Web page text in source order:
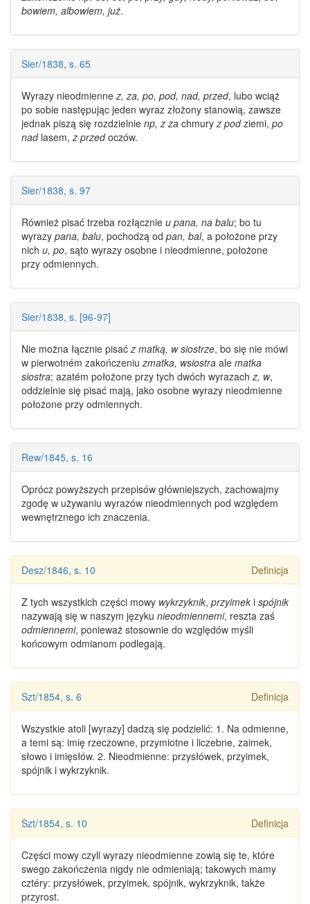
bowiem, albowiem, już.
Sier/1838, s. 65
Wyrazy nieodmienne z, za, po, pod, nad, przed, lubo wciąż
po sobie następując jeden wyraz złożony stanowią, zawsze
jednak piszą się rozdzielnie np, z za chmury z podziemi, po
nadlasem, z przedoczów.
Sier/1838, s. 97
Również pisać trzeba rozłącznie u pana, na balu; bo tu
wyrazy pana, balu, pochodzą od pan, bal, a położone przy
nich u, po, sąto wyrazy osobne i nieodmienne, położone
przy odmiennych.
Sier/1838, s. [96-97]
Nie można łącznie pisać z matką, w siostrze, bo się nie mówi
w pierwotném zakończeniu zmatka, wsiostra ale matka
siostra; azatém położone przy tych dwóch wyrazach z, w,
oddzielnie się pisać mają, jako osobne wyrazy nieodmienne
położone przy odmiennych.
Rew/1845, s. 16
Oprócz powyższych przepisów główniejszych, zachowajmy
zgodę w używaniu wyrazów nieodmiennych pod względem
wewnętrznego ich znaczenia.
Desz/1846, s. 10 Definicja
Z tych wszystkich części mowy wykrzyknik, przyimek i spójnik
nazywają się w naszym języku nieodmiennemi, reszta zaś
odmiennemi, ponieważ stosownie do względów myśli
końcowym odmianom podlegają.
Szt/1854, s. 6 Definicja
Wszystkie atoli [wyrazy] dadzą się podzielić: 1. Na odmienne,
a temi są: imię rzeczowne, przymiotne i liczebne, zaimek,
słowo i imięsłów. 2. Nieodmienne: przysłówek, przyimek,
spójnik i wykrzyknik.
Szt/1854, s. 10 Definicja
Części mowy czyli wyrazy nieodmienne zowią się te, które
swego zakończenia nigdy nie odmieniają; takowych mamy
cztéry: przysłówek, przyimek, spójnik, wykrzyknik, także
przyrost.